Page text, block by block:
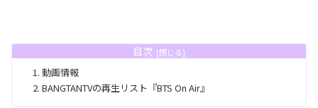
目次
動画情報
BANGTANTVの再生リスト『BTS On Air』